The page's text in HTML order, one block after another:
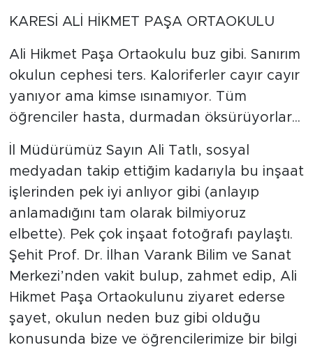
KARESİ ALİ HİKMET PAŞA ORTAOKULU
Ali Hikmet Paşa Ortaokulu buz gibi. Sanırım
okulun cephesi ters. Kaloriferler cayır cayır
yanıyor ama kimse ısınamıyor. Tüm
öğrenciler hasta, durmadan öksürüyorlar...
İl Müdürümüz Sayın Ali Tatlı, sosyal
medyadan takip ettiğim kadarıyla bu inşaat
işlerinden pek iyi anlıyor gibi (anlayıp
anlamadığını tam olarak bilmiyoruz
elbette). Pek çok inşaat fotoğrafı paylaştı.
Şehit Prof. Dr. İlhan Varank Bilim ve Sanat
Merkezi’nden vakit bulup, zahmet edip, Ali
Hikmet Paşa Ortaokulunu ziyaret ederse
şayet, okulun neden buz gibi olduğu
konusunda bize ve öğrencilerimize bir bilgi